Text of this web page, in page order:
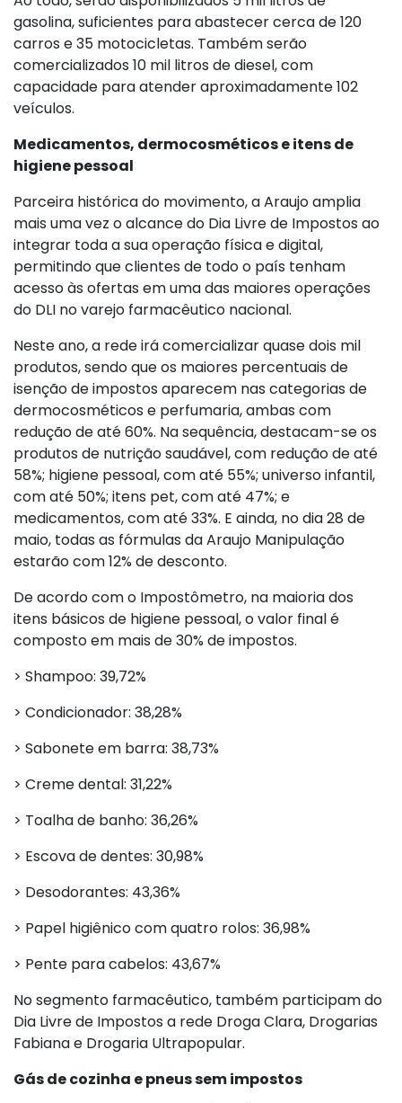
gasolina, suficientes para abastecer cerca de 120
carros e 35 motocicletas. Também serão
comercializados 10 mil litros de diesel, com
capacidade para atender aproximadamente 102
veículos.
Medicamentos, dermocosméticos e itens de
higiene pessoal
Parceira histórica do movimento, a Araujo amplia
mais uma vez o alcance do Dia Livre de Impostos ao
integrar toda a sua operação física e digital,
permitindo que clientes de todo o país tenham
acesso às ofertas em uma das maiores operações
do DLI no varejo farmacêutico nacional.
Neste ano, a rede irá comercializar quase dois mil
produtos, sendo que os maiores percentuais de
isenção de impostos aparecem nas categorias de
dermocosméticos e perfumaria, ambas com
redução de até 60%. Na sequência, destacam-se os
produtos de nutrição saudável, com redução de até
58%; higiene pessoal, com até 55%; universo infantil,
com até 50%; itens pet, com até 47%; e
medicamentos, com até 33%. E ainda, no dia 28 de
maio, todas as fórmulas da Araujo Manipulação
estarão com 12% de desconto.
De acordo com o Impostômetro, na maioria dos
itens básicos de higiene pessoal, o valor final é
composto em mais de 30% de impostos.
> Shampoo: 39,72%
> Condicionador: 38,28%
> Sabonete em barra: 38,73%
> Creme dental: 31,22%
> Toalha de banho: 36,26%
> Escova de dentes: 30,98%
> Desodorantes: 43,36%
> Papel higiênico com quatro rolos: 36,98%
> Pente para cabelos: 43,67%
No segmento farmacêutico, também participam do
Dia Livre de Impostos a rede Droga Clara, Drogarias
Fabiana e Drogaria Ultrapopular.
Gás de cozinha e pneus sem impostos